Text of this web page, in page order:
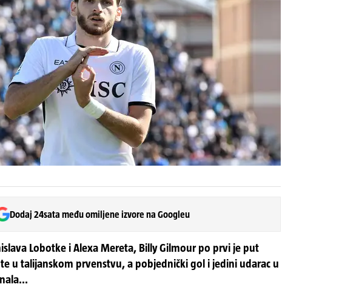
Dodaj 24sata među omiljene izvore na Googleu
Lobotke i Alexa Mereta, Billy Gilmour po prvi je put
u talijanskom prvenstvu, a pobjednički gol i jedini udarac u